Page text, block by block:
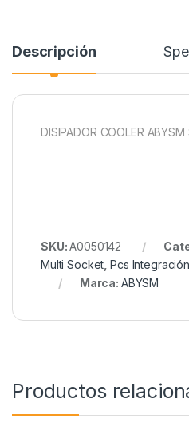
Descripción
DISIPADOR COOLER
SKU:A0050142
Multi Socket ,Pcs Integración
Marca: ABYSM
Productos